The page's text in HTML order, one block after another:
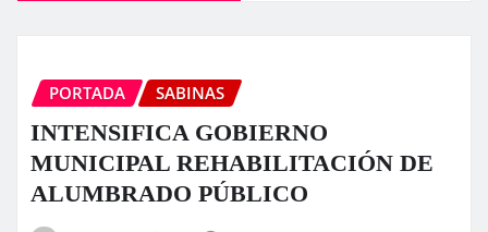
PORTADA SABINAS
INTENSIFICA GOBIERNO
MUNICIPAL REHABILITACIÓN DE
ALUMBRADO PÚBLICO